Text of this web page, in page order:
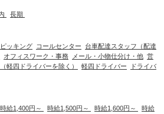
長期
ッキング コールセンター
台車配達スタッフ（配達
オフィスワーク・事務 メール・小物仕分け・他 営
軽四ドライバーを除く） 軽四ドライバー
ドライバ
時給1,400円～ 時給1,500円～ 時給1,600円～ 時給